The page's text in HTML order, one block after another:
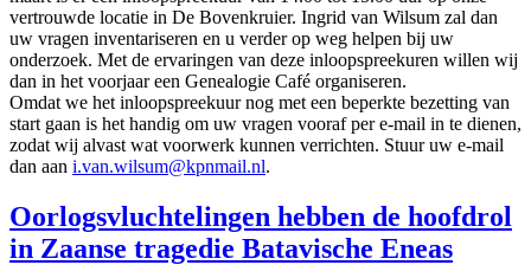
vertrouwde locatie in De Bovenkruier. Ingrid van Wilsum zal dan
uw vragen inventariseren en u verder op weg helpen bij uw
onderzoek. Met de ervaringen van deze inloopspreekuren willen wij
dan in het voorjaar een Genealogie Café organiseren.
Omdat we het inloopspreekuur nog met een beperkte bezetting van
start gaan is het handig om uw vragen vooraf per e-mail in te dienen,
zodat wij alvast wat voorwerk kunnen verrichten. Stuur uw e-mail
dan aan i.van.wilsum@kpnmail.nl.
Oorlogsvluchtelingen hebben de hoofdrol
in Zaanse tragedie Batavische Eneas